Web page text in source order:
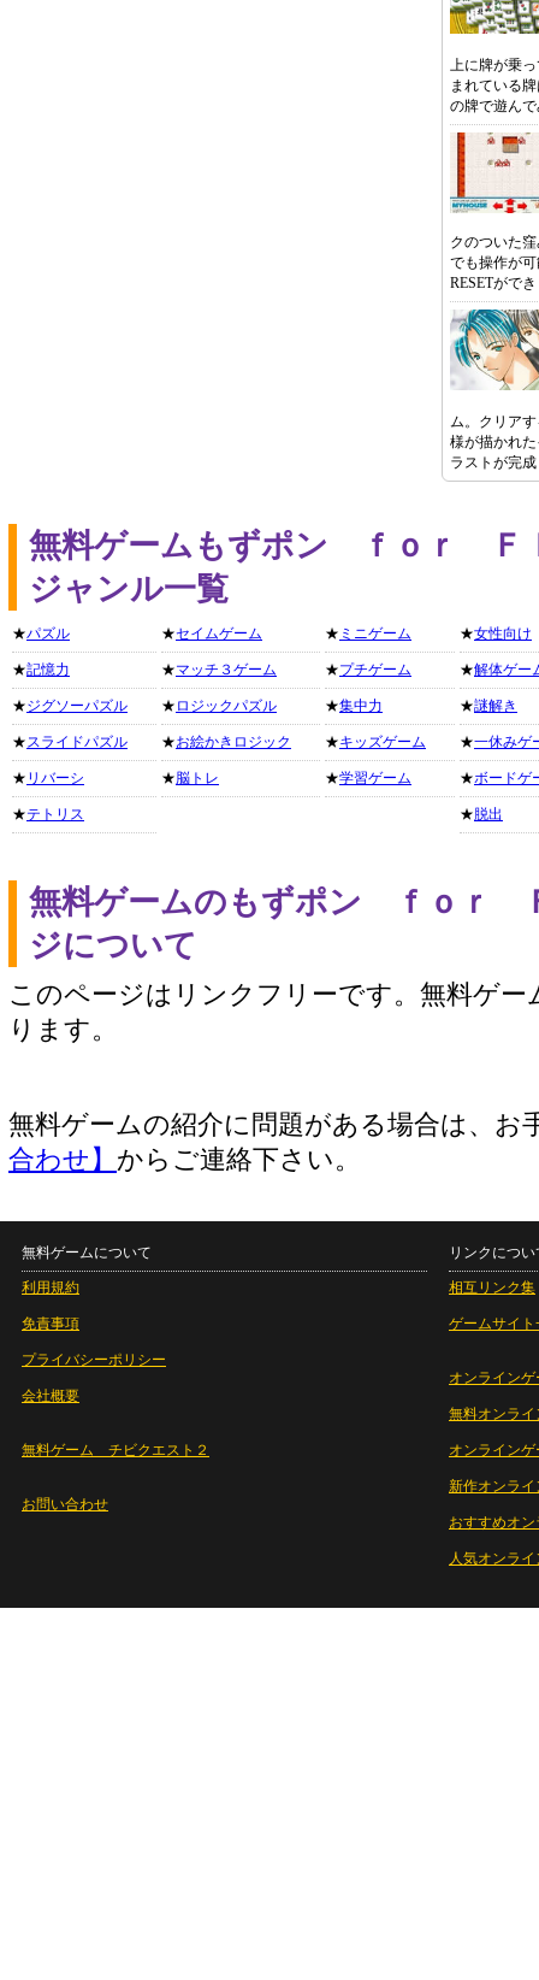
上に牌が乗
まれている
の牌で遊ん
クのついた
でも操作が
RESETがで
ム。クリア
様が描かれ
ラストが完
無料ゲームもずポン ｆｏｒ Ｆ
ジャンル一覧
★パズル
★記憶力
★ジグソーパズル
★スライドパズル
★ リバーシ
★テトリス
★セイムゲーム
★マッチ３ゲーム
★ ロジックパズル
★お絵かきロジック
★脳トレ
★ ミニゲーム
★プチゲーム
★集中力
★キッズゲーム
★学習ゲーム
★女性向け
★解体ゲー
★謎解き
★一休みゲ
★ボードゲ
★ 脱出
無料ゲームのもずポン ｆｏｒ
ジについて
このページはリンクフリーです。無料ゲー
ります。
無料ゲームの紹介に問題がある場合は、お
合わせ】 からご連絡下さい。
無料ゲームについて
利用規約
免責事項
プライバシーポリシー
会社概要
無料ゲーム チビクエスト２
お問い合わせ
リンクについ
相互リンク集
ゲームサイト
オンラインゲ
無料オンライ
オンライン
新作オンライ
おすすめオ
人気オンラ